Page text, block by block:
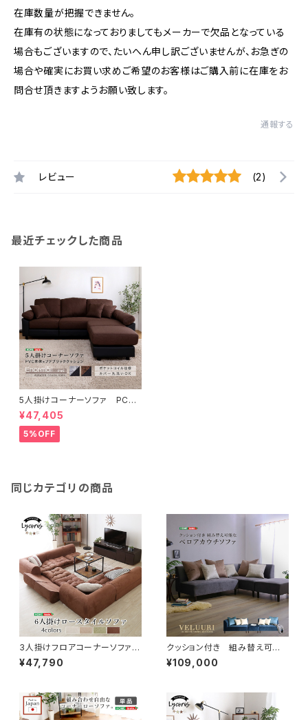
在庫数量が把握できません。
在庫有の状態になっておりましてもメーカーで欠品となっている
場合もございますので、たいへん申し訳ございませんが、お急ぎの
場合や確実にお買い求めご希望のお客様はご購入前に在庫をお
問合せ頂きますようお願い致します。
通報する
レビュー (2)
最近チェックした商品
5人掛けコーナーソファ PCC-
5P
¥47,405
5%OFF
同じカテゴリの商品
3人掛けフロアコーナーソファ(2
セット)【Lycoris-リコリス-】フ
ロアソファ コーナーソファ 分
T
¥47,790
クッション付き 組み替え可能
なベロアカウチソファ【VELUUR
I ベルーリ】 SH-27-NCS
¥109,000